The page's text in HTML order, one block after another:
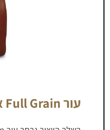
עור Full Grain איטלקי ועמידות גבוהה